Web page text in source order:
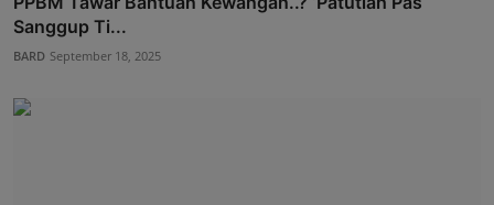
Sanggup Ti...
BARD September 18, 2025